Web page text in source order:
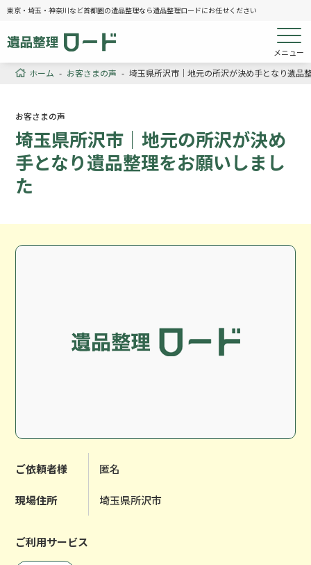
東京・埼玉・神奈川など首都圏の遺品整理なら遺品整理ロードにお任せください
メニュー
ホーム - お客さまの声 - 埼玉県所沢市｜地元の所沢が決め手となり遺品
お客さまの声
埼玉県所沢市｜地元の所沢が決め
手となり遺品整理をお願いしまし
た
ご依頼者様 匿名
現場住所 埼玉県所沢市
ご利用サービス